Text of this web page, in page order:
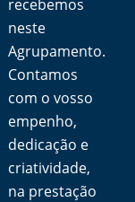
recebemos
neste
Agrupamento.
Contamos
com o vosso
empenho,
dedicação e
criatividade,
na prestação